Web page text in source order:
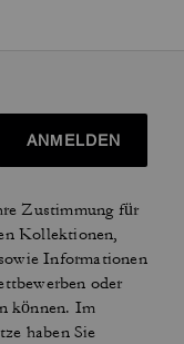
ANMELDEN
Zustimmung für
Kollektionen,
Informationen
oder
können. Im
haben Sie